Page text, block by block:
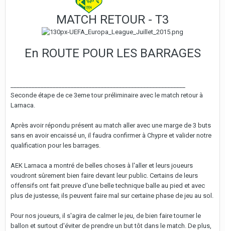
MATCH RETOUR - T3
En ROUTE POUR LES BARRAGES
Seconde étape de ce 3eme tour préliminaire avec le match retour à
Larnaca.
Après avoir répondu présent au match aller avec une marge de 3 buts
sans en avoir encaissé un, il faudra confirmer à Chypre et valider notre
qualification pour les barrages.
AEK Larnaca a montré de belles choses à l'aller et leurs joueurs
voudront sûrement bien faire devant leur public. Certains de leurs
offensifs ont fait preuve d'une belle technique balle au pied et avec
plus de justesse, ils peuvent faire mal sur certaine phase de jeu au sol.
Pour nos joueurs, il s'agira de calmer le jeu, de bien faire tourner le
ballon et surtout d'éviter de prendre un but tôt dans le match. De plus,